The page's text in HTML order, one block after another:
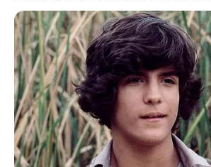
Estudantes paulistas do ensino
estão entre os finalistas da 4ª edição
Videos for Change, da ONG Viven —
Amanhã̃ Melhor. A votação popular está